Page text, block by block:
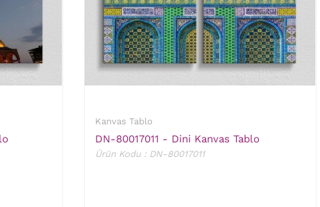
Kanvas Tablo
DN-80017011 - Dini Kanvas Tablo
Ürün Kodu : DN-80017011